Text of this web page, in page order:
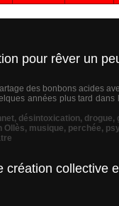
pour rêver un
des bonbons acides
années plus tard
, désintoxication, drogue,
Ollès, musique, perchée,
collective